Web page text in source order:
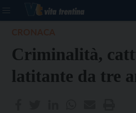
Criminalità,
latitante da tre